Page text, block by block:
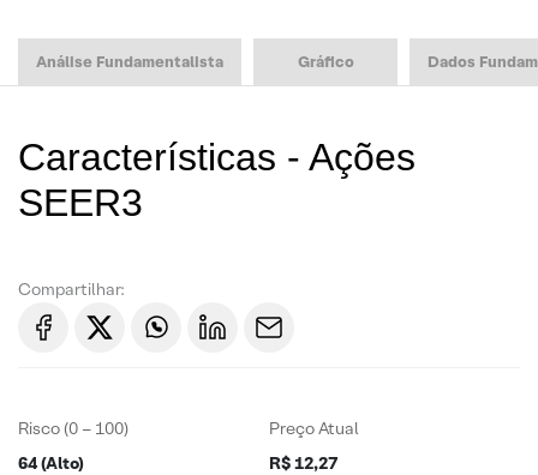
Análise Fundamentalista Gráfico Dados
Características - Ações
SEER3
Compartilhar:
Risco (0 – 100)
64 (Alto)
Preço Atual
R$ 12,27